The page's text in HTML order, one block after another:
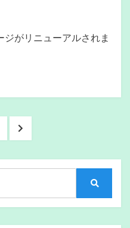
がリニューアルされま
次
の
ー